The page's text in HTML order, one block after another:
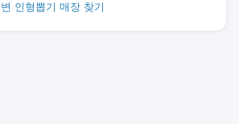
인형뽑기 매장 찾기